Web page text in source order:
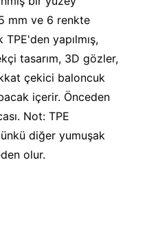
mm ve 6 renkte
TPE'den yapılmış,
tasarım, 3D gözler,
çekici baloncuk
içerir. Önceden
Not: TPE
diğer yumuşak
olur.